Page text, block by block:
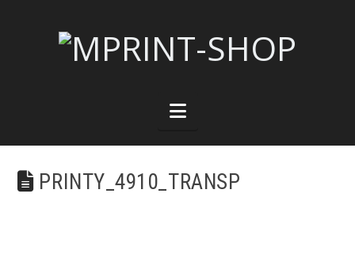
Navigation
PRINTY_4910_TRANSP